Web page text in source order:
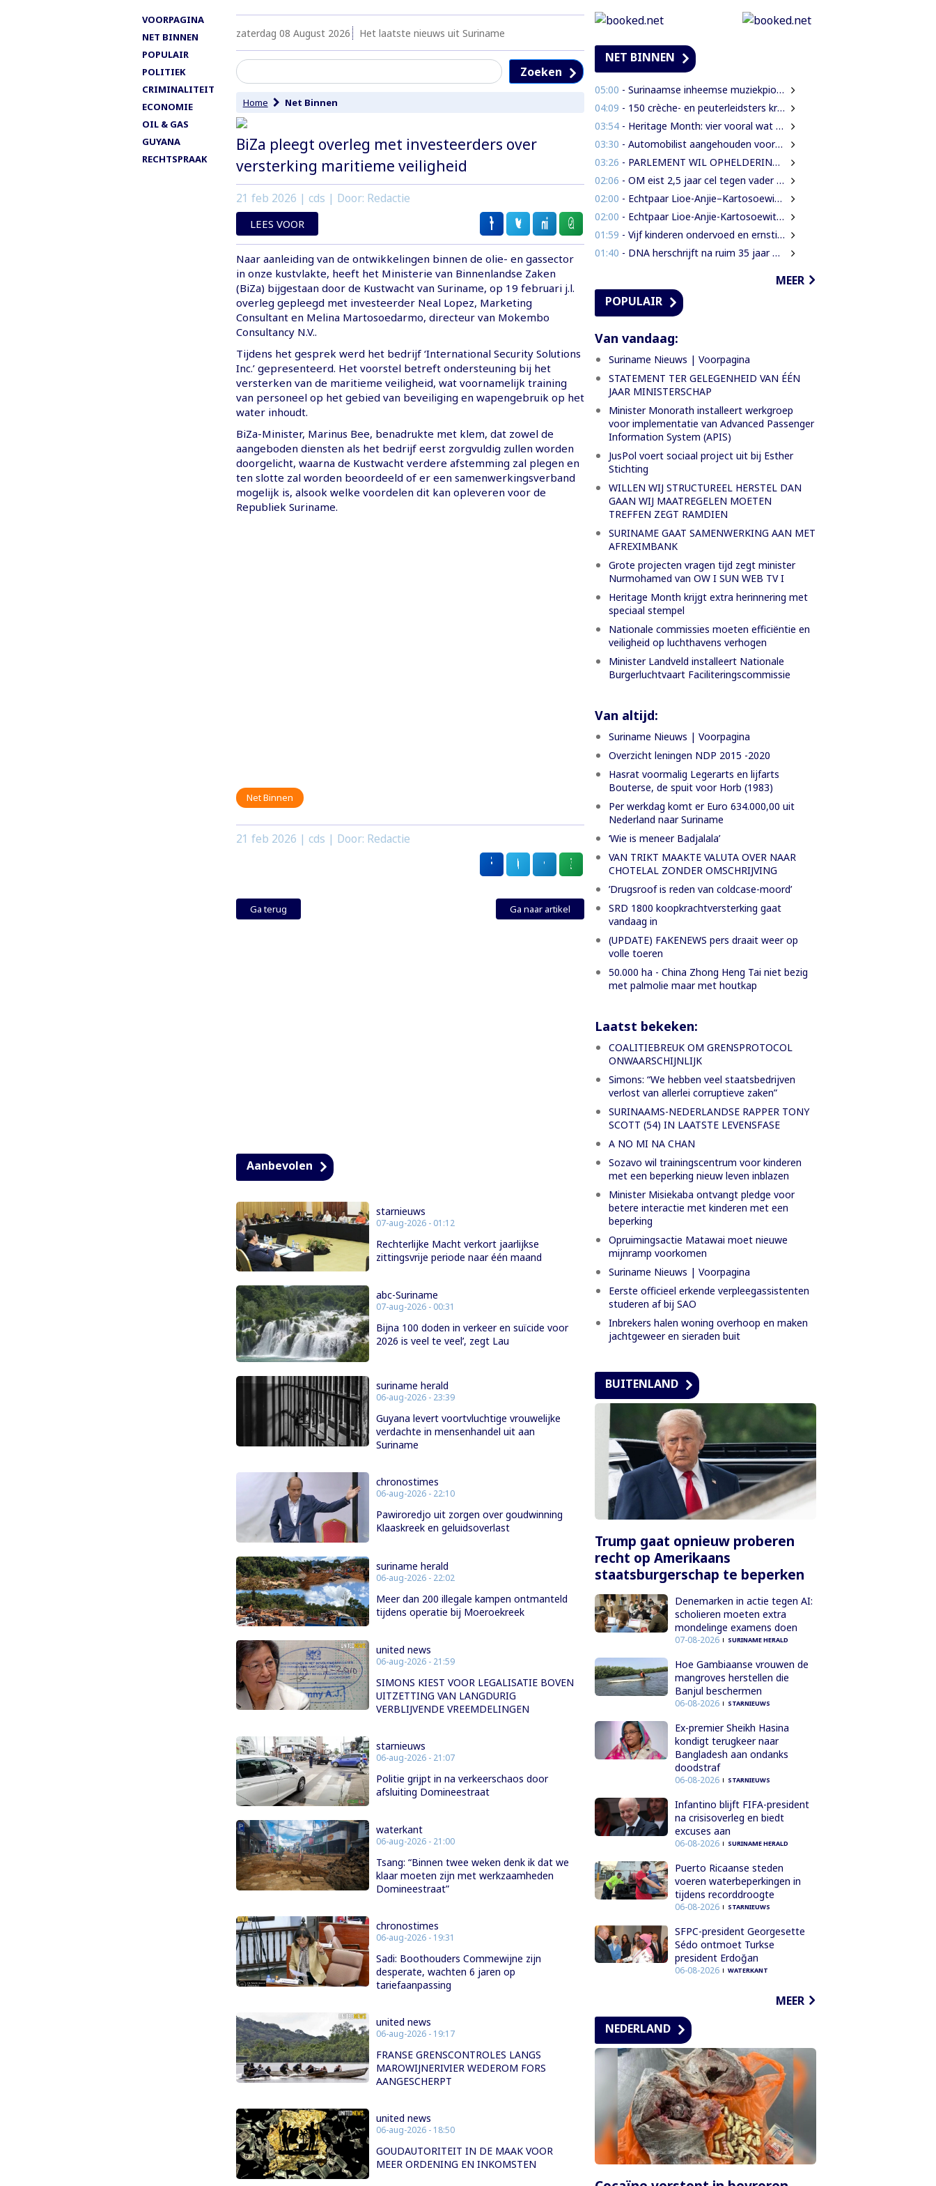
VOORPAGINA
NET BINNEN
POPULAIR
POLITIEK
CRIMINALITEIT
ECONOMIE
OIL & GAS
GUYANA
RECHTSPRAAK
zaterdag 08 August 2026 Het laatste nieuws uit Suriname
Zoeken
Home Net Binnen
BiZa pleegt overleg met investeerders over
versterking maritieme veiligheid
21 feb 2026 | cds | Door: Redactie
LEES VOOR
Naar aanleiding van de ontwikkelingen binnen de olie- en gassector
in onze kustvlakte, heeft het Ministerie van Binnenlandse Zaken
(BiZa) bijgestaan door de Kustwacht van Suriname, op 19 februari j.l.
overleg gepleegd met investeerder Neal Lopez, Marketing
Consultant en Melina Martosoedarmo, directeur van Mokembo
Consultancy N.V..
Tijdens het gesprek werd het bedrijf ‘International Security Solutions
Inc.’ gepresenteerd. Het voorstel betreft ondersteuning bij het
versterken van de maritieme veiligheid, wat voornamelijk training
van personeel op het gebied van beveiliging en wapengebruik op het
water inhoudt.
BiZa-Minister, Marinus Bee, benadrukte met klem, dat zowel de
aangeboden diensten als het bedrijf eerst zorgvuldig zullen worden
doorgelicht, waarna de Kustwacht verdere afstemming zal plegen en
ten slotte zal worden beoordeeld of er een samenwerkingsverband
mogelijk is, alsook welke voordelen dit kan opleveren voor de
Republiek Suriname.
Net Binnen
21 feb 2026 | cds | Door: Redactie
Ga terug Ga naar artikel
Aanbevolen
starnieuws
07-aug-2026 - 01:12
Rechterlijke Macht verkort jaarlijkse
zittingsvrije periode naar één maand
abc-Suriname
07-aug-2026 - 00:31
Bijna 100 doden in verkeer en suïcide voor
2026 is veel te veel’, zegt Lau
suriname herald
06-aug-2026 - 23:39
Guyana levert voortvluchtige vrouwelijke
verdachte in mensenhandel uit aan
Suriname
chronostimes
06-aug-2026 - 22:10
Pawiroredjo uit zorgen over goudwinning
Klaaskreek en geluidsoverlast
suriname herald
06-aug-2026 - 22:02
Meer dan 200 illegale kampen ontmanteld
tijdens operatie bij Moeroekreek
united news
06-aug-2026 - 21:59
SIMONS KIEST VOOR LEGALISATIE BOVEN
UITZETTING VAN LANGDURIG
VERBLIJVENDE VREEMDELINGEN
starnieuws
06-aug-2026 - 21:07
Politie grijpt in na verkeerschaos door
afsluiting Domineestraat
waterkant
06-aug-2026 - 21:00
Tsang: “Binnen twee weken denk ik dat we
klaar moeten zijn met werkzaamheden
Domineestraat”
chronostimes
06-aug-2026 - 19:31
Sadi: Boothouders Commewijne zijn
desperate, wachten 6 jaren op
tariefaanpassing
united news
06-aug-2026 - 19:17
FRANSE GRENSCONTROLES LANGS
MAROWIJNERIVIER WEDEROM FORS
AANGESCHERPT
united news
06-aug-2026 - 18:50
GOUDAUTORITEIT IN DE MAAK VOOR
MEER ORDENING EN INKOMSTEN
NET BINNEN
05:00 - Surinaamse inheemse muziekpionier Kariñha Basi krijgt oeuvreprijs in Rotterdam
04:09 - 150 crèche- en peuterleidsters krijgen training in verkeerseducatie
03:54- Heritage Month: vier vooral wat jij bent?
03:30 - Automobilist aangehouden voor dodelijke aanrijding met voetganger en doorrijden na ongeval
03:26 - PARLEMENT WIL OPHELDERING OVER VERDWENEN INBESLAGGENOMEN LEVENSMIDDELEN
02:06 - OM eist 2,5 jaar cel tegen vader in zaak rond mishandeling en verwaarlozing
02:00 - Echtpaar Lioe-Anjie–Kartosoewito 50 jaar getrouwd
02:00 - Echtpaar Lioe-Anjie-Kartosoewito 50 jaar getrouwd
01:59 - Vijf kinderen ondervoed en ernstig verwaarloosd: 2,5 jaar cel geëist tegen vader
01:40 - DNA herschrijft na ruim 35 jaar eigen spelregels
MEER
POPULAIR
Van vandaag:
Suriname Nieuws | Voorpagina
STATEMENT TER GELEGENHEID VAN ÉÉN
JAAR MINISTERSCHAP
Minister Monorath installeert werkgroep
voor implementatie van Advanced Passenger
Information System (APIS)
JusPol voert sociaal project uit bij Esther
Stichting
WILLEN WIJ STRUCTUREEL HERSTEL DAN
GAAN WIJ MAATREGELEN MOETEN
TREFFEN ZEGT RAMDIEN
SURINAME GAAT SAMENWERKING AAN MET
AFREXIMBANK
Grote projecten vragen tijd zegt minister
Nurmohamed van OW I SUN WEB TV I
Heritage Month krijgt extra herinnering met
speciaal stempel
Nationale commissies moeten efficiëntie en
veiligheid op luchthavens verhogen
Minister Landveld installeert Nationale
Burgerluchtvaart Faciliteringscommissie
Van altijd:
Suriname Nieuws | Voorpagina
Overzicht leningen NDP 2015 -2020
Hasrat voormalig Legerarts en lijfarts
Bouterse, de spuit voor Horb (1983)
Per werkdag komt er Euro 634.000,00 uit
Nederland naar Suriname
‘Wie is meneer Badjalala’
VAN TRIKT MAAKTE VALUTA OVER NAAR
CHOTELAL ZONDER OMSCHRIJVING
’Drugsroof is reden van coldcase-moord’
SRD 1800 koopkrachtversterking gaat
vandaag in
(UPDATE) FAKENEWS pers draait weer op
volle toeren
50.000 ha - China Zhong Heng Tai niet bezig
met palmolie maar met houtkap
Laatst bekeken:
COALITIEBREUK OM GRENSPROTOCOL
ONWAARSCHIJNLIJK
Simons: “We hebben veel staatsbedrijven
verlost van allerlei corruptieve zaken”
SURINAAMS-NEDERLANDSE RAPPER TONY
SCOTT (54) IN LAATSTE LEVENSFASE
A NO MI NA CHAN
Sozavo wil trainingscentrum voor kinderen
met een beperking nieuw leven inblazen
Minister Misiekaba ontvangt pledge voor
betere interactie met kinderen met een
beperking
Opruimingsactie Matawai moet nieuwe
mijnramp voorkomen
Suriname Nieuws | Voorpagina
Eerste officieel erkende verpleegassistenten
studeren af bij SAO
Inbrekers halen woning overhoop en maken
jachtgeweer en sieraden buit
BUITENLAND
Trump gaat opnieuw proberen
recht op Amerikaans
staatsburgerschap te beperken
Denemarken in actie tegen AI:
scholieren moeten extra
mondelinge examens doen
07-08-2026 SURINAME HERALD
Hoe Gambiaanse vrouwen de
mangroves herstellen die
Banjul beschermen
06-08-2026 STARNIEUWS
Ex-premier Sheikh Hasina
kondigt terugkeer naar
Bangladesh aan ondanks
doodstraf
06-08-2026 STARNIEUWS
Infantino blijft FIFA-president
na crisisoverleg en biedt
excuses aan
06-08-2026 SURINAME HERALD
Puerto Ricaanse steden
voeren waterbeperkingen in
tijdens recorddroogte
06-08-2026 STARNIEUWS
SFPC-president Georgesette
Sédo ontmoet Turkse
president Erdoğan
06-08-2026 WATERKANT
MEER
NEDERLAND